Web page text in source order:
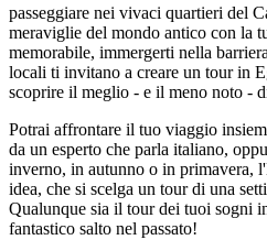
passeggiare nei vivaci quartieri del
meraviglie del mondo antico con la
memorabile, immergerti nella
locali ti invitano a creare un tour in
scoprire il meglio - e il meno noto -
Potrai affrontare il tuo viaggio
da un esperto che parla italiano,
inverno, in autunno o in primavera,
idea, che si scelga un tour di una
Qualunque sia il tour dei tuoi sogni
fantastico salto nel passato!